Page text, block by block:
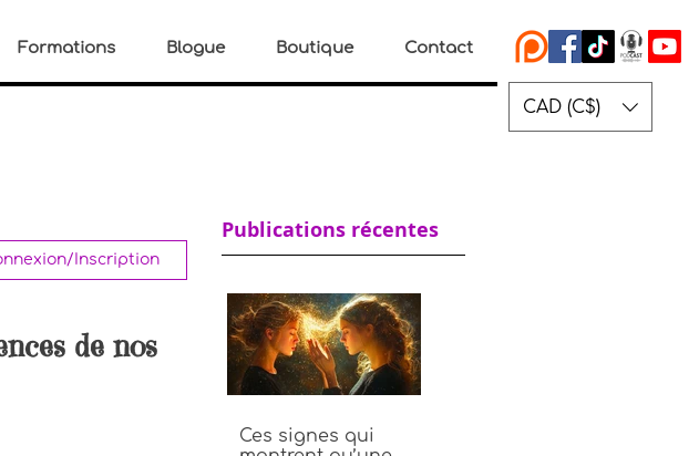
Formations Blogue Boutique Contact
CAD (C$)
Inscription
de nos
Publications récentes
Ces signes qui